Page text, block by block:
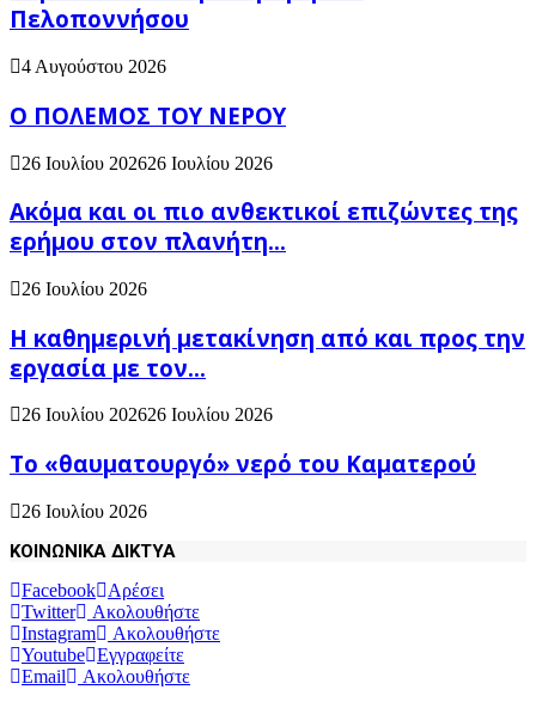
Πελοποννήσου
4 Αυγούστου 2026
Ο ΠΟΛΕΜΟΣ ΤΟΥ ΝΕΡΟΥ
26 Ιουλίου 202626 Ιουλίου 2026
Ακόμα και οι πιο ανθεκτικοί επιζώντες της
ερήμου στον πλανήτη...
26 Ιουλίου 2026
H καθημερινή μετακίνηση από και προς την
εργασία με τον...
26 Ιουλίου 202626 Ιουλίου 2026
Το «θαυματουργό» νερό του Καματερού
26 Ιουλίου 2026
ΚΟΙΝΩΝΙΚΑ ΔΙΚΤΥΑ
Facebook
Αρέσει
Twitter
Ακολουθήστε
Instagram
Ακολουθήστε
Youtube Εγγραφείτε
Email
Ακολουθήστε